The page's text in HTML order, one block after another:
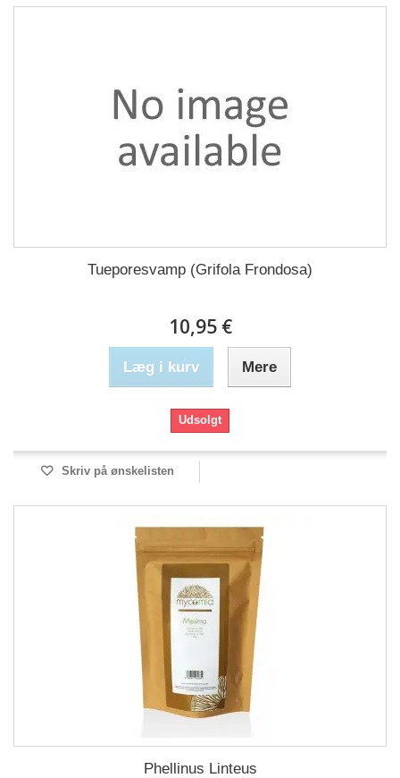
Tueporesvamp (Grifola Frondosa)
10,95 €
Læg i kurv Mere
Udsolgt
Skriv på ønskelisten
Phellinus Linteus